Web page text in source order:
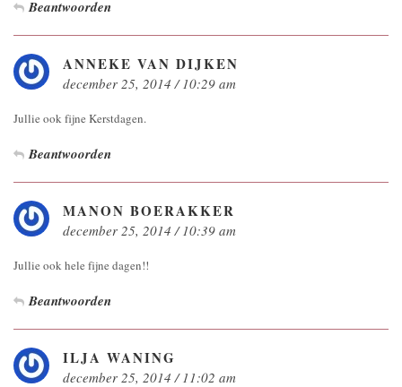
Beantwoorden
ANNEKE VAN DIJKEN
december 25, 2014 / 10:29 am
Jullie ook fijne Kerstdagen.
Beantwoorden
MANON BOERAKKER
december 25, 2014 / 10:39 am
Jullie ook hele fijne dagen!!
Beantwoorden
ILJA WANING
december 25, 2014 / 11:02 am